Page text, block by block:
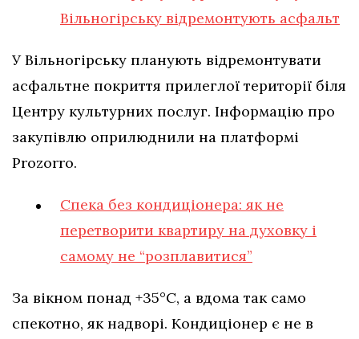
Вільногірську відремонтують асфальт
У Вільногірську планують відремонтувати
асфальтне покриття прилеглої території біля
Центру культурних послуг. Інформацію про
закупівлю оприлюднили на платформі
Prozorro.
Спека без кондиціонера: як не
перетворити квартиру на духовку і
самому не “розплавитися”
За вікном понад +35°C, а вдома так само
спекотно, як надворі. Кондиціонер є не в